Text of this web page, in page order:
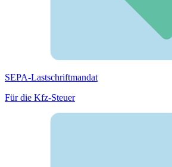
SEPA-Lastschriftmandat
Für die Kfz-Steuer